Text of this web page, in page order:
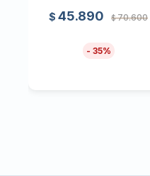
$ 45.890 $ 70.600
35